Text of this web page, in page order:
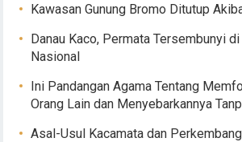
Kawasan Gunung Bromo Ditutup
Danau Kaco, Permata Tersembunyi
Nasional
Ini Pandangan Agama Tentang
Orang Lain dan Menyebarkannya
Asal-Usul Kacamata dan